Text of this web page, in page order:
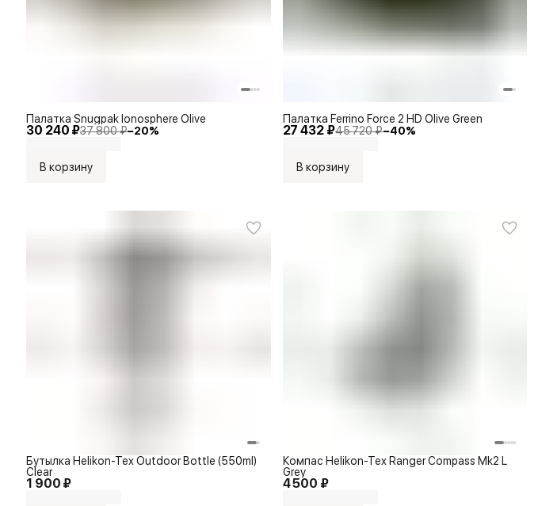
30 240 ₽37 800 ₽−20%
Палатка Snugpak Ionosphere Olive
В корзину
27 432 ₽45 720 ₽−40%
Палатка Ferrino Force 2 HD Olive Green
В корзину
1 900 ₽
Бутылка Helikon-Tex Outdoor Bottle (550ml)
Clear
4 500 ₽
Компас Helikon-Tex Ranger Compass Mk2 L
Grey